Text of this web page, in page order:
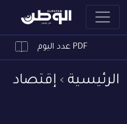
PDF عدد اليوم
الرئيسية إقتصاد